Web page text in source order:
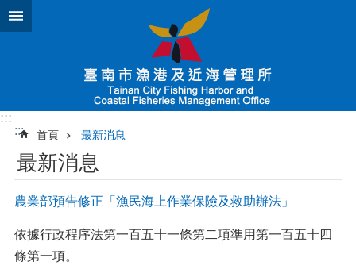
跳到主要內容區塊
:::
:::
首頁 最新消息
最新消息
農業部預告修正「漁民海上作業保險及救助辦法」
依據行政程序法第一百五十一條第二項準用第一百五十四
條第一項。